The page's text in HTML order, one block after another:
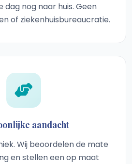
dag nog naar huis. Geen
of ziekenhuisbureaucratie.
aandacht
Wij beoordelen de mate
en stellen een op maat